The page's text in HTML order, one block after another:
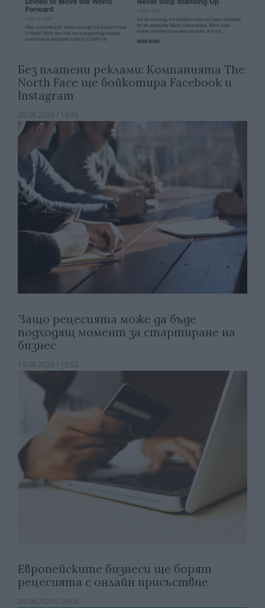
Без платени реклами: Компанията The
North Face ще бойкотира Facebook и
Instagram
20.06.2020 / 16:35
Защо рецесията може да бъде
подходящ момент за стартиране на
бизнес
19.06.2020 / 13:52
Европейските бизнеси ще борят
рецесията с онлайн присъствие
09.06.2020 / 09:03